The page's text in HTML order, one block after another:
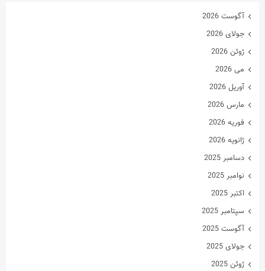
جولای 2025
ژوئن 2025
می 2025
آوریل 2025
مارس 2025
فوریه 2025
ژانویه 2025
دسامبر 2024
نوامبر 2024
اکتبر 2024
سپتامبر 2024
آگوست 2024
جولای 2024
ژوئن 2024
می 2024